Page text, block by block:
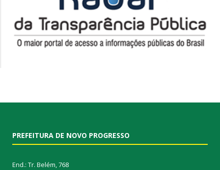
PREFEITURA DE NOVO PROGRESSO
End.: Tr. Belém, 768